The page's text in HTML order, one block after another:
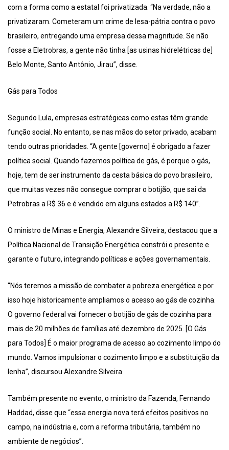
com a forma como a estatal foi privatizada. “Na verdade, não a
privatizaram. Cometeram um crime de lesa-pátria contra o povo
brasileiro, entregando uma empresa dessa magnitude. Se não
fosse a Eletrobras, a gente não tinha [as usinas hidrelétricas de]
Belo Monte, Santo Antônio, Jirau”, disse.
Gás para Todos
Segundo Lula, empresas estratégicas como estas têm grande
função social. No entanto, se nas mãos do setor privado, acabam
tendo outras prioridades. “A gente [governo] é obrigado a fazer
política social. Quando fazemos política de gás, é porque o gás,
hoje, tem de ser instrumento da cesta básica do povo brasileiro,
que muitas vezes não consegue comprar o botijão, que sai da
Petrobras a R$ 36 e é vendido em alguns estados a R$ 140”.
O ministro de Minas e Energia, Alexandre Silveira, destacou que a
Política Nacional de Transição Energética constrói o presente e
garante o futuro, integrando políticas e ações governamentais.
“Nós teremos a missão de combater a pobreza energética e por
isso hoje historicamente ampliamos o acesso ao gás de cozinha.
O governo federal vai fornecer o botijão de gás de cozinha para
mais de 20 milhões de famílias até dezembro de 2025. [O Gás
para Todos] É o maior programa de acesso ao cozimento limpo do
mundo. Vamos impulsionar o cozimento limpo e a substituição da
lenha”, discursou Alexandre Silveira.
Também presente no evento, o ministro da Fazenda, Fernando
Haddad, disse que “essa energia nova terá efeitos positivos no
campo, na indústria e, com a reforma tributária, também no
ambiente de negócios”.